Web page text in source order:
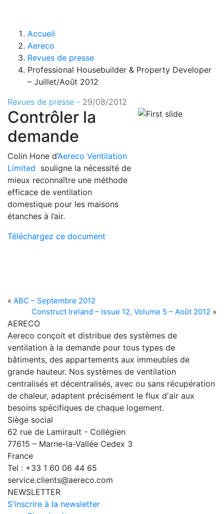
Accueil
Aereco
Revues de presse
Professional Housebuilder & Property Developer
– Juillet/Août 2012
Revues de presse - 29/08/2012
Contrôler la
demande
Colin Hone d’Aereco Ventilation
Limited souligne la nécessité de
mieux reconnaître une méthode
efficace de ventilation
domestique pour les maisons
étanches à l’air.
Téléchargez ce document
« ABC – Septembre 2012
Construct Ireland – Issue 12, Volume 5 – Août 2012 »
AERECO
Aereco conçoit et distribue des systèmes de
ventilation à la demande pour tous types de
bâtiments, des appartements aux immeubles de
grande hauteur. Nos systèmes de ventilation
centralisés et décentralisés, avec ou sans récupération
de chaleur, adaptent précisément le flux d'air aux
besoins spécifiques de chaque logement.
Siège social
62 rue de Lamirault - Collégien
77615 – Marne-la-Vallée Cedex 3
France
Tel : +33 1 60 06 44 65
service.clients@aereco.com
NEWSLETTER
S'inscrire à la newsletter